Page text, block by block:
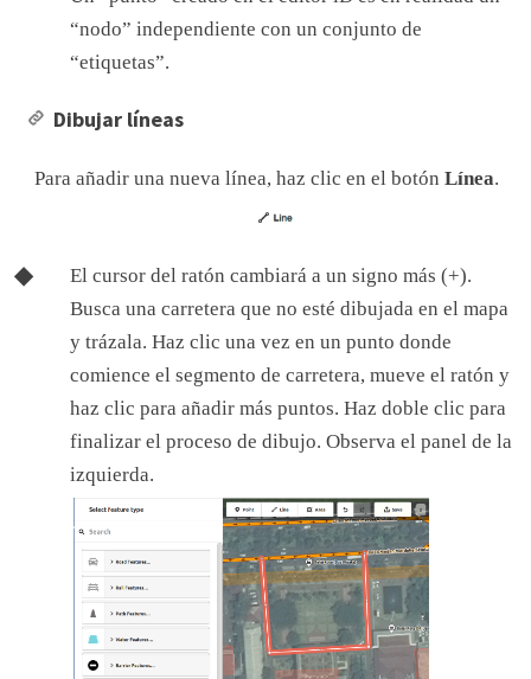
“nodo” independiente con un conjunto de
“etiquetas”.
Dibujar líneas
Para añadir una nueva línea, haz clic en el botónLínea.
El cursor del ratón cambiará a un signo más (+).
Busca una carretera que no esté dibujada en el mapa
y trázala. Haz clic una vez en un punto donde
comience el segmento de carretera, mueve el ratón y
haz clic para añadir más puntos. Haz doble clic para
finalizar el proceso de dibujo. Observa el panel de la
izquierda.